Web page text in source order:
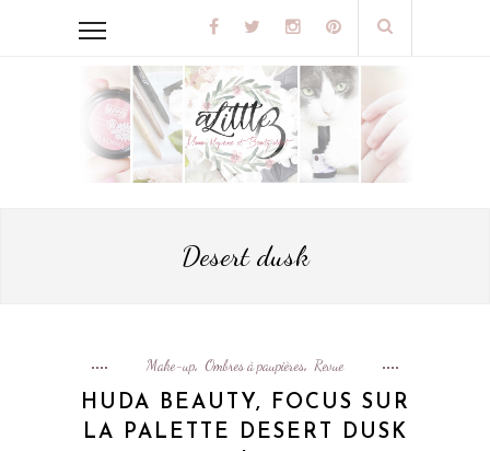
Desert dusk
Make-up, Ombres à paupières, Revue
HUDA BEAUTY, FOCUS SUR
LA PALETTE DESERT DUSK